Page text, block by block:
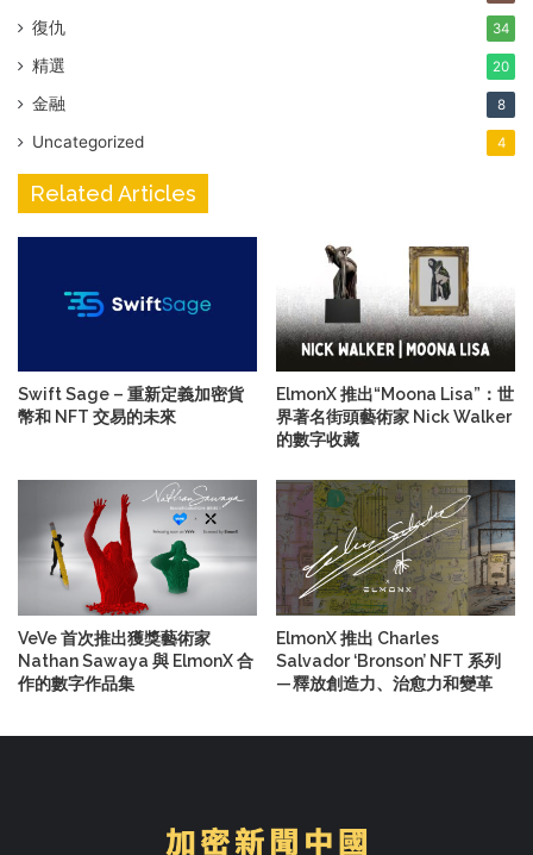
復仇 34
精選 20
金融 8
Uncategorized 4
Related Articles
Swift Sage – 重新定義加密貨
幣和 NFT 交易的未來
ElmonX 推出“Moona Lisa”：世
界著名街頭藝術家 Nick Walker
的數字收藏
VeVe 首次推出獲獎藝術家
Nathan Sawaya 與 ElmonX 合
作的數字作品集
ElmonX 推出 Charles
Salvador ‘Bronson’ NFT 系列
— 釋放創造力、治愈力和變革